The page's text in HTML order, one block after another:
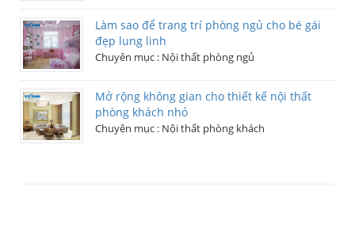
Làm sao để trang trí phòng ngủ cho bé gái
đẹp lung linh
Chuyên mục : Nội thất phòng ngủ
Mở rộng không gian cho thiết kế nội thất
phòng khách nhỏ
Chuyên mục : Nội thất phòng khách